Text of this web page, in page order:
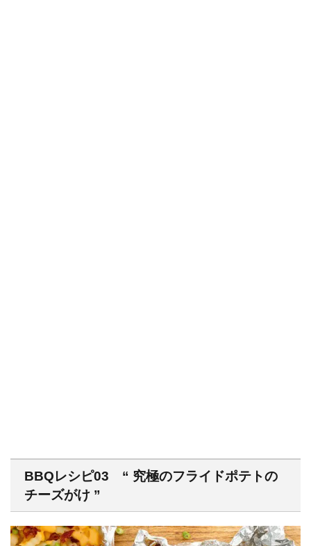
BBQレシピ03 “ 究極のフライドポテトの
チーズがけ ”